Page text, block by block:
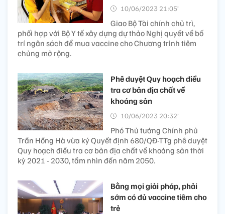
10/06/2023 21:05’
Giao Bộ Tài chính chủ trì,
phối hợp với Bộ Y tế xây dựng dự thảo Nghị quyết về bố
trí ngân sách để mua vaccine cho Chương trình tiêm
chủng mở rộng.
Phê duyệt Quy hoạch điều
tra cơ bản địa chất về
khoáng sản
10/06/2023 20:32’
Phó Thủ tướng Chính phủ
Trần Hồng Hà vừa ký Quyết định 680/QĐ-TTg phê duyệt
Quy hoạch điều tra cơ bản địa chất về khoáng sản thời
kỳ 2021 - 2030, tầm nhìn đến năm 2050.
Bằng mọi giải pháp, phải
sớm có đủ vaccine tiêm cho
trẻ